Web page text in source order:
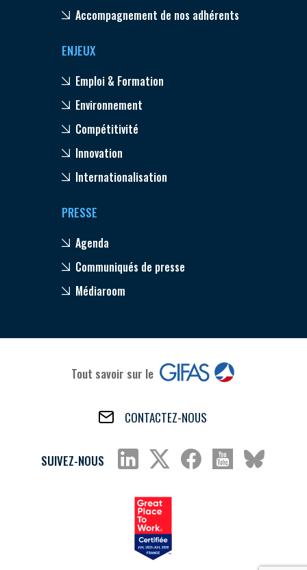
Accompagnement de nos adhérents
ENJEUX
Emploi & Formation
Environnement
Compétitivité
Innovation
Internationalisation
PRESSE
Agenda
Communiqués de presse
Médiaroom
Tout savoir sur le
CONTACTEZ-NOUS
SUIVEZ-NOUS